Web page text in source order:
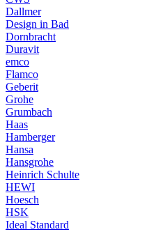
Dallmer
Design in Bad
Dornbracht
Duravit
emco
Flamco
Geberit
Grohe
Grumbach
Haas
Hamberger
Hansa
Hansgrohe
Heinrich Schulte
HEWI
Hoesch
HSK
Ideal Standard